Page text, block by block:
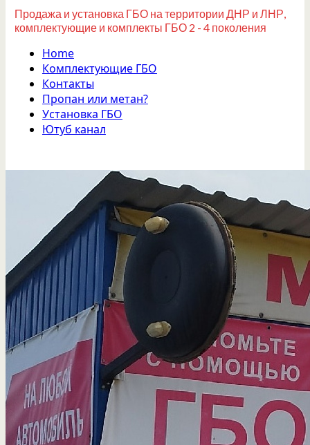
Продажа и установка ГБО на территории ДНР и ЛНР,
комплектующие и комплекты ГБО 2 - 4 поколения
Home
Комплектующие ГБО
Контакты
Пропан или метан?
Установка ГБО
Ютуб канал